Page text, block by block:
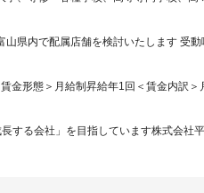
山県内で配属店舗を検討いたします 受
金形態＞月給制昇給年1回＜賃金内訳
する会社」を目指しています株式会社